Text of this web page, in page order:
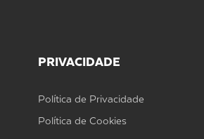
PRIVACIDADE
Política de Privacidade
Política de Cookies